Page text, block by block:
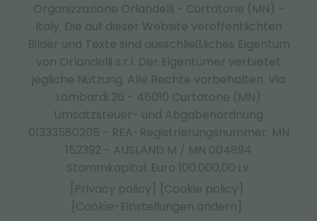
Organizzazione Orlandelli - Curtatone (MN) -
Italy. Die auf dieser Website veröffentlichten
Bilder und Texte sind ausschließliches Eigentum
von Orlandelli s.r.l. Der Eigentümer verbietet
jegliche Nutzung. Alle Rechte vorbehalten. Via
Lombardi 26 - 46010 Curtatone (MN)
Umsatzsteuer- und Abgabenordnung
01333580205 - REA-Registrierungsnummer: MN
152392 - AUSLAND M / MN 004894
Stammkapital: Euro 100.000,00 i.v.
[Privacy policy]
[Cookie policy]
[Cookie-Einstellungen ändern]